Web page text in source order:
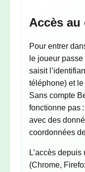
Accès au
Pour entrer
le joueur
saisit
téléphone) et
Sans compte
fonctionne pas
avec des
coordonnées
L’accès
(Chrome,